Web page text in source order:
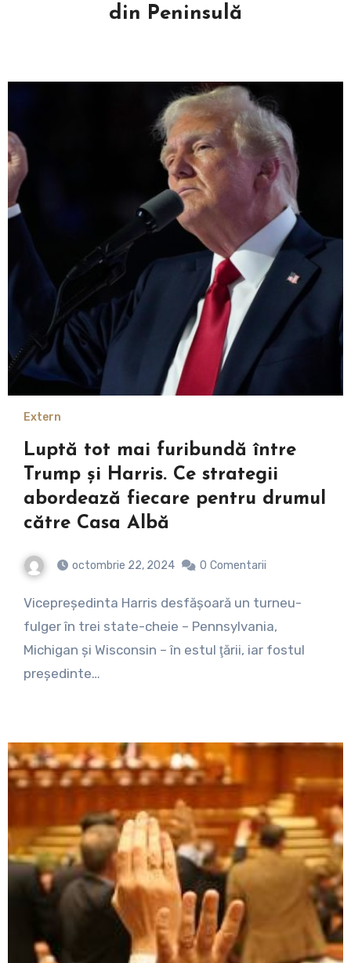
din Peninsulă
Extern
Luptă tot mai furibundă între
Trump și Harris. Ce strategii
abordează fiecare pentru drumul
către Casa Albă
octombrie 22, 2024 0 Comentarii
Vicepreşedinta Harris desfăşoară un turneu-
fulger în trei state-cheie – Pennsylvania,
Michigan şi Wisconsin – în estul ţării, iar fostul
preşedinte…